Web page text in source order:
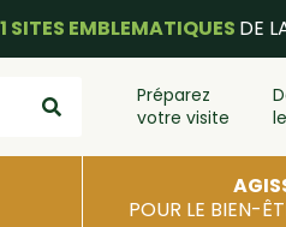
SITES EMBLEMATIQUES DE
Préparez
votre visite
POUR LE BIEN-